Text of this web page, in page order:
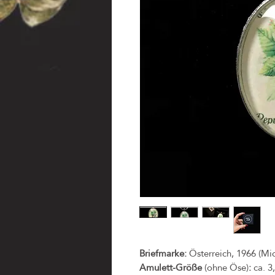
Briefmarke:Österreich, 1966
Amulett-Größe(ohne Öse):ca.